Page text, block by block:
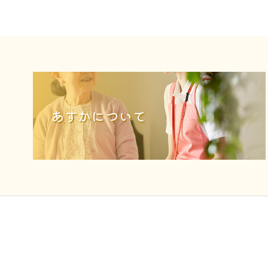
あすかについて